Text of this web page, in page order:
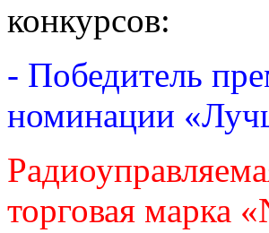
конкурсов:
- Победитель
номинации
торговая марка «